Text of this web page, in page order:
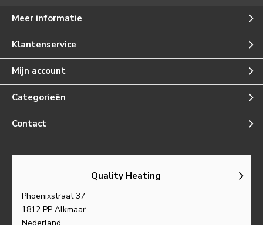
Meer informatie
Klantenservice
Mijn account
Categorieën
Contact
Quality Heating
Phoenixstraat 37
1812 PP Alkmaar